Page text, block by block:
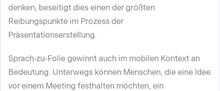
denken, beseitigt dies einen der größten
Reibungspunkte im Prozess der
Präsentationserstellung.
Sprach-zu-Folie gewinnt auch im mobilen Kontext an
Bedeutung. Unterwegs können Menschen, die eine Idee
vor einem Meeting festhalten möchten, ein